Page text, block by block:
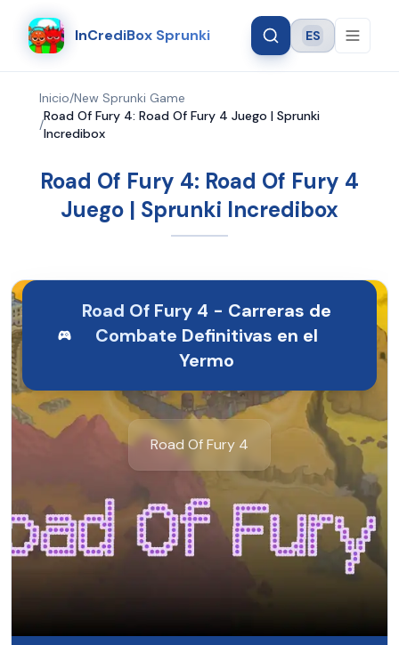
InCrediBox Sprunki Language
ES
Inicio/New Sprunki Game
/
Road Of Fury 4: Road Of Fury 4 Juego | Sprunki
Incredibox
Road Of Fury 4: Road Of Fury 4
Juego | Sprunki Incredibox
Road Of Fury 4 - Carreras de
Combate Definitivas en el
Yermo
Road Of Fury 4